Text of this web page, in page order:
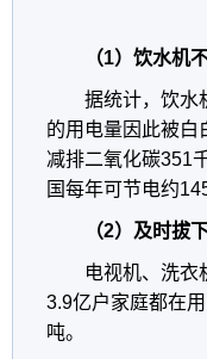
（1）饮水机
据统计，饮水
的用电量因此被白
减排二氧化碳351
国每年可节电约
（2）及时拔
电视机、洗衣
3.9亿户家庭都在
吨。